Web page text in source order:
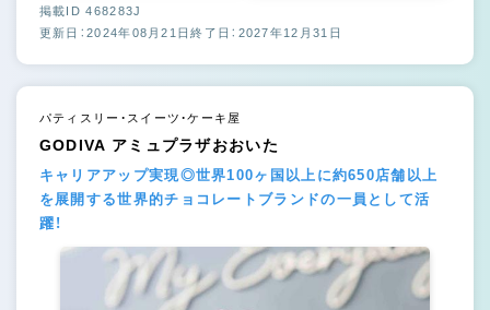
掲載ID 468283J
更新日：2024年08月21日終了日：2027年12月31日
パティスリー・スイーツ・ケーキ屋
GODIVA アミュプラザおおいた
キャリアアップ実現◎世界100ヶ国以上に約650店舗以上
を展開する世界的チョコレートブランドの一員として活
躍！